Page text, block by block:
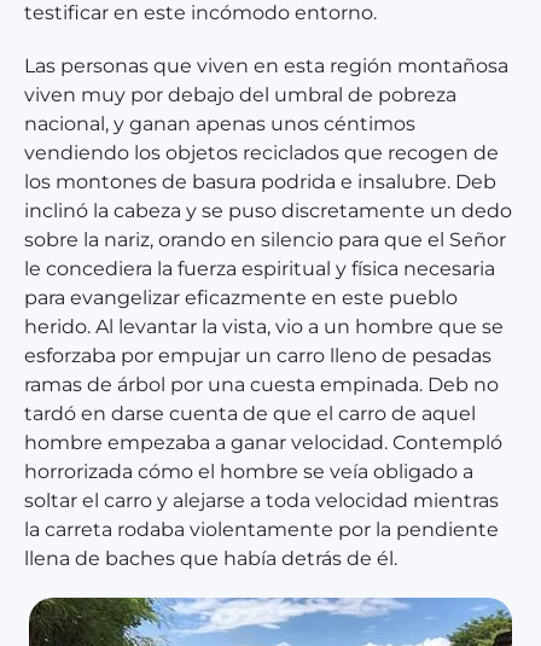
testificar en este incómodo entorno.
Las personas que viven en esta región montañosa
viven muy por debajo del umbral de pobreza
nacional, y ganan apenas unos céntimos
vendiendo los objetos reciclados que recogen de
los montones de basura podrida e insalubre. Deb
inclinó la cabeza y se puso discretamente un dedo
sobre la nariz, orando en silencio para que el Señor
le concediera la fuerza espiritual y física necesaria
para evangelizar eficazmente en este pueblo
herido. Al levantar la vista, vio a un hombre que se
esforzaba por empujar un carro lleno de pesadas
ramas de árbol por una cuesta empinada. Deb no
tardó en darse cuenta de que el carro de aquel
hombre empezaba a ganar velocidad. Contempló
horrorizada cómo el hombre se veía obligado a
soltar el carro y alejarse a toda velocidad mientras
la carreta rodaba violentamente por la pendiente
llena de baches que había detrás de él.